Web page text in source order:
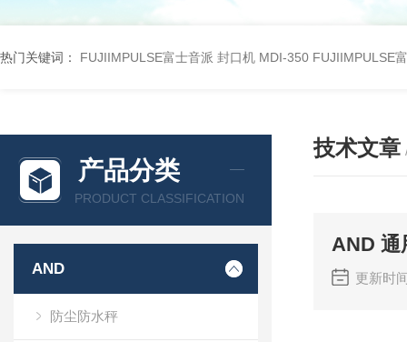
热门关键词： FUJIIMPULSE富士音派 封口机 MDI-350 FUJIIMPULSE
产品分类
PRODUCT CLASSIFICATION
AND
防尘防水秤
技术文章
AND 通
更新时